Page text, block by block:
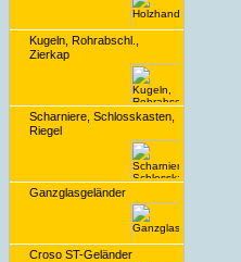
Kugeln, Rohrabschl.,
Zierkap
Scharniere, Schlosskasten,
Riegel
Ganzglasgeländer
Croso ST-Geländer